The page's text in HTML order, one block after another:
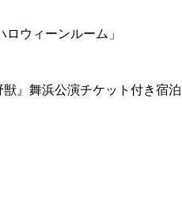
ウィーンルーム」
』舞浜公演チケット付き宿